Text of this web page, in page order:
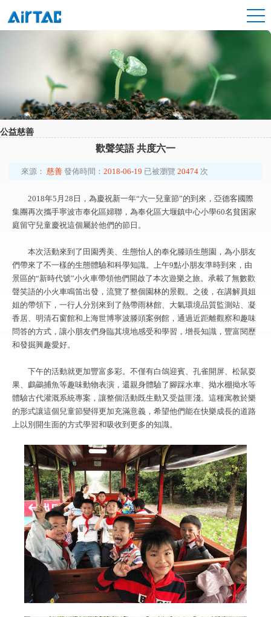
公益慈善
歡聲笑語 共度六一
來源： 慈善 發佈時間： 2018-06-19 已被瀏覽 20474 次
2018年5月28日，為慶祝新一年“六一兒童節”的到來，亞德客國際
集團再次攜手寧波市奉化區婦聯，為奉化區大堰鎮中心小學60名貧困家
庭留守兒童慶祝這個屬於他們的節日。
本次活動來到了田園秀美、生態怡人的奉化滕頭生態園，為小朋友
們帶來了不一樣的生態體驗和科學知識。上午9點小朋友準時到來，由
景區的“新時代號”小火車帶領他們開啟了本次遊樂之旅。承載了無數歡
聲笑語的小火車鳴笛出發，流覽了整個園林的景觀。之後，在講解員姐
姐的帶領下，一行人分別來到了熱帶雨林館、大氣環境品質監測站、凝
香居、明清石窗館和上海世博寧波滕頭案例館，通過近距離觀察和趣味
問答的方式，讓小朋友們身臨其境地感受和學習，增長知識，豐富閱歷
和發掘興趣愛好。
下午的活動就更加豐富多彩。不僅有白鴿迎賓、孔雀開屏、松鼠耍
果、鸕鷀捕魚等趣味動物表演，還親身體驗了腳踩水車、拗水棚拗水等
體驗古代灌溉系統專案，讓整個活動既生動又受益匪淺。這種寓教於樂
的形式讓這個兒童節變得更加充滿意義，希望他們能在快樂成長的道路
上以別開生面的方式學習和吸收到更多的知識。